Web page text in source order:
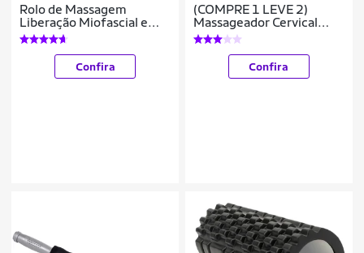
Rolo de Massagem
Liberação Miofascial e
Pilates 45x15 Yangfit
Confira
(COMPRE 1 LEVE 2)
Massageador Cervical
Terapêutico Para Dores
Confira